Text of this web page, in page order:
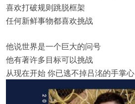
喜欢打破规则跳脱框架
任何新鲜事物都喜欢挑战
他说世界是一个巨大的问号
他有著许多目标可以挑战
从现在开始 你已逃不掉吕洺的手掌心